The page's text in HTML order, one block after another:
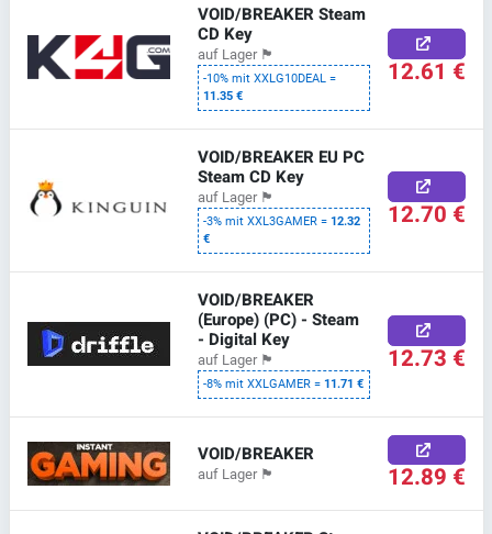
VOID/BREAKER Steam
CD Key
auf Lager 🏴
-10% mit XXLG10DEAL =
11.35 €
12.61 €
VOID/BREAKER EU PC
Steam CD Key
auf Lager 🏴
-3% mit XXL3GAMER =12.32
€
12.70 €
VOID/BREAKER
(Europe) (PC) - Steam
- Digital Key
auf Lager 🏴
-8% mit XXLGAMER =11.71 €
12.73 €
VOID/BREAKER
auf Lager 🏴 12.89 €